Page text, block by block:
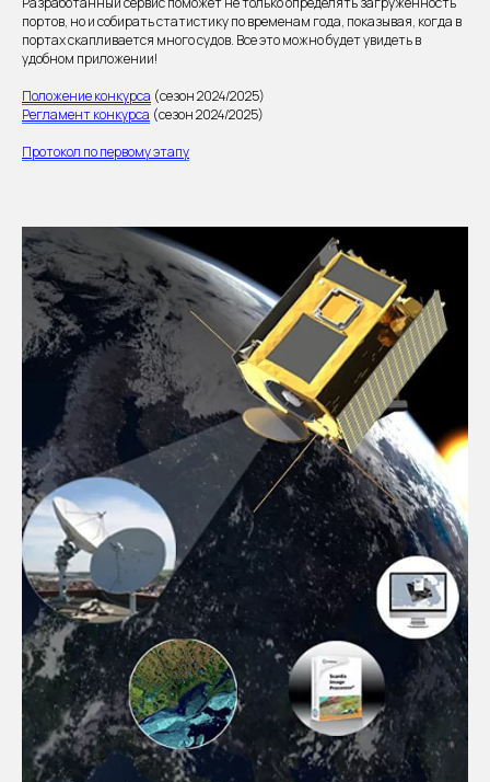
портов, но и собирать статистику по временам года, показывая, когда в
портах скапливается много судов. Все это можно будет увидеть в
удобном приложении!
Положение конкурса (сезон 2024/2025)
Регламент конкурса (сезон 2024/2025)
Протокол по первому этапу